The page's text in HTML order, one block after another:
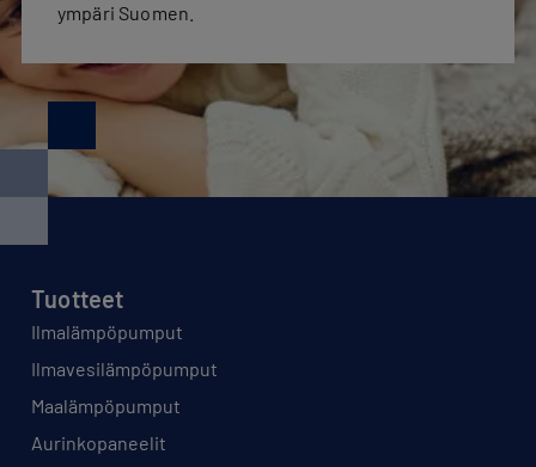
ympäri Suomen.
Tuotteet
Ilmalämpöpumput
Ilmavesilämpöpumput
Maalämpöpumput
Aurinkopaneelit